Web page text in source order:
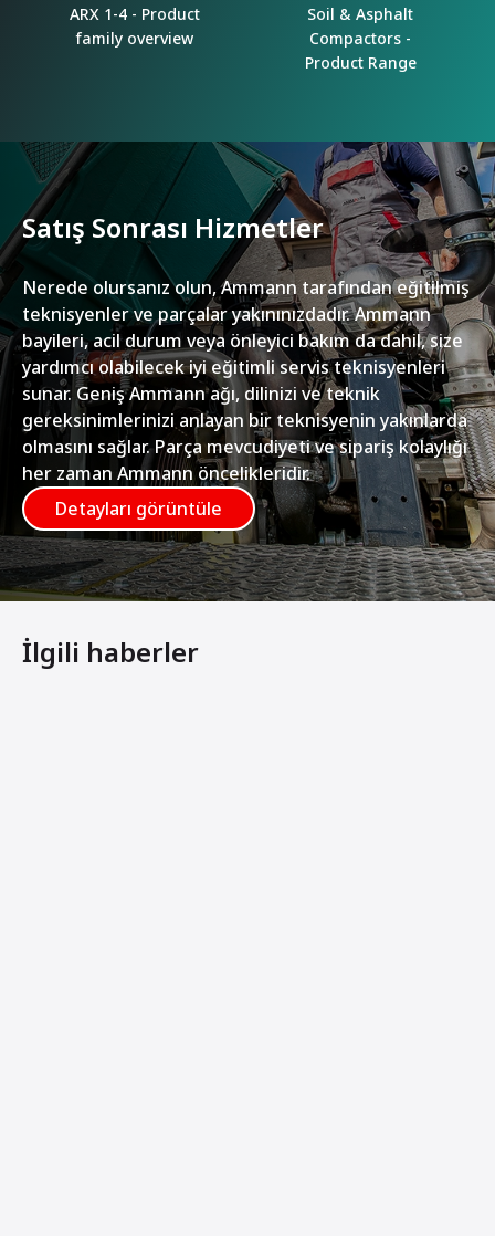
ARX 1-4 - Product
family overview
Soil & Asphalt
Compactors -
Product Range
Satış Sonrası Hizmetler
Nerede olursanız olun, Ammann tarafından eğitilmiş
teknisyenler ve parçalar yakınınızdadır. Ammann
bayileri, acil durum veya önleyici bakım da dahil, size
yardımcı olabilecek iyi eğitimli servis teknisyenleri
sunar. Geniş Ammann ağı, dilinizi ve teknik
gereksinimlerinizi anlayan bir teknisyenin yakınlarda
olmasını sağlar. Parça mevcudiyeti ve sipariş kolaylığı
her zaman Ammann öncelikleridir.
Detayları görüntüle
İlgili haberler